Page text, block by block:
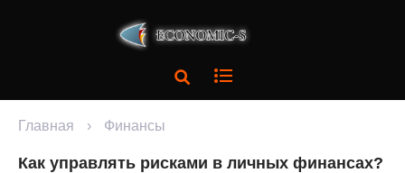
Главная › Финансы
Как управлять рисками в личных финансах?